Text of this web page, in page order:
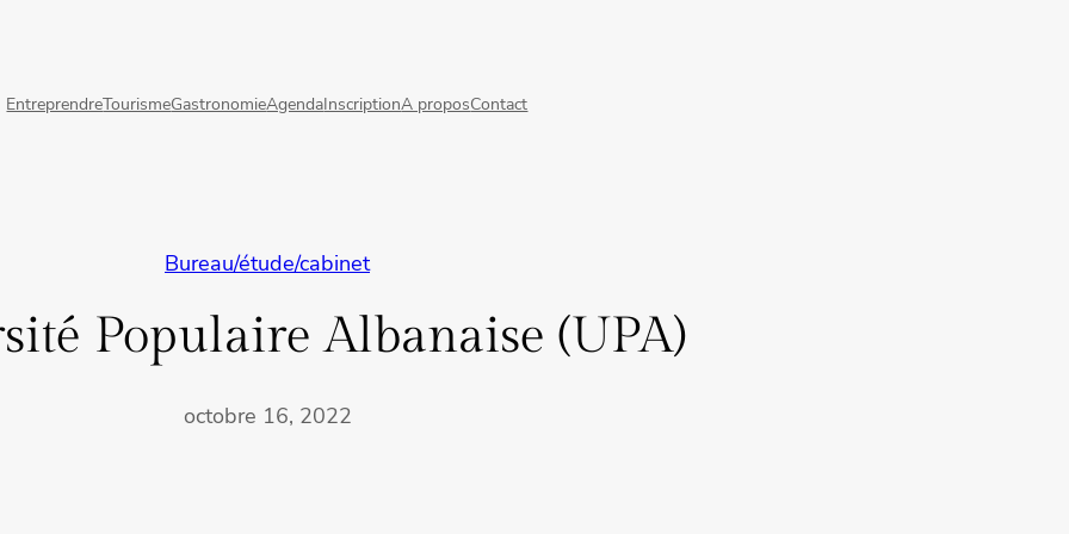
EntreprendreTourismeGastronomieAgendaInscriptionA proposContact
Bureau/étude/cabinet
Populaire Albanaise (UPA)
octobre 16, 2022